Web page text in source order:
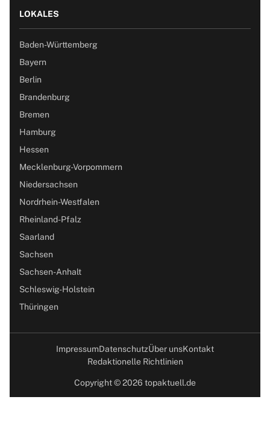
LOKALES
Baden-Württemberg
Bayern
Berlin
Brandenburg
Bremen
Hamburg
Hessen
Mecklenburg-Vorpommern
Niedersachsen
Nordrhein-Westfalen
Rheinland-Pfalz
Saarland
Sachsen
Sachsen-Anhalt
Schleswig-Holstein
Thüringen
ImpressumDatenschutzÜber unsKontakt
Redaktionelle Richtlinien
Copyright © 2026 topaktuell.de